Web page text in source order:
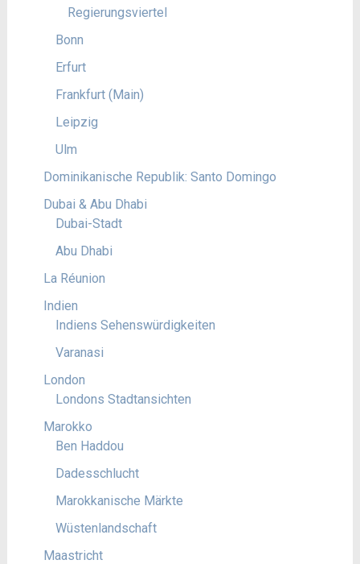
Regierungsviertel
Bonn
Erfurt
Frankfurt (Main)
Leipzig
Ulm
Dominikanische Republik: Santo Domingo
Dubai & Abu Dhabi
Dubai-Stadt
Abu Dhabi
La Réunion
Indien
Indiens Sehenswürdigkeiten
Varanasi
London
Londons Stadtansichten
Marokko
Ben Haddou
Dadesschlucht
Marokkanische Märkte
Wüstenlandschaft
Maastricht